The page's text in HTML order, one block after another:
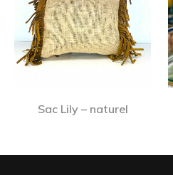
Sac Lily – naturel